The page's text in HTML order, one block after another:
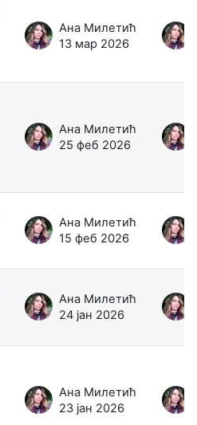
Ана Милетић
13 мар 2026
Ана Милетић
25 феб 2026
Ана Милетић
15 феб 2026
Ана Милетић
24 јан 2026
Ана Милетић
23 јан 2026